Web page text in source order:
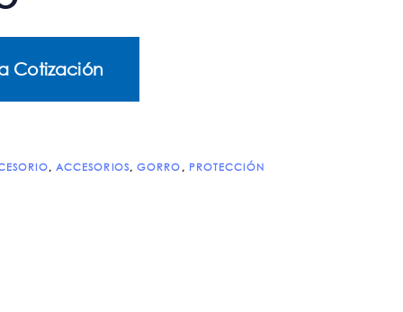
Cotización
, ACCESORIOS,GORRO , PROTECCIÓN